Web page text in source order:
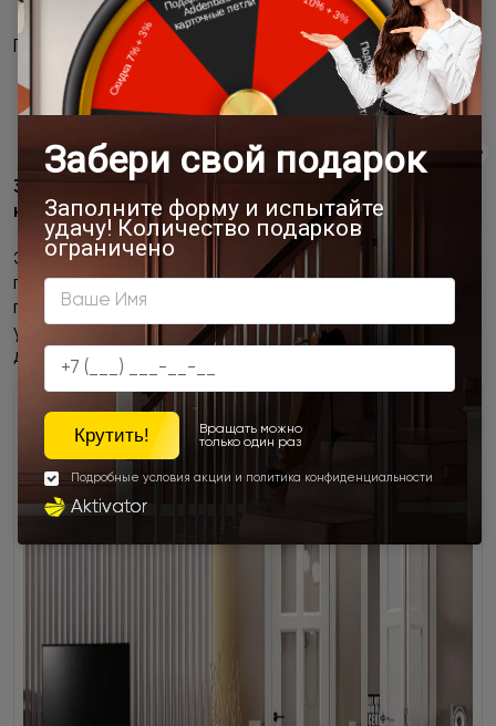
Преимущества:
никаких выступающих элементов;
идеально для небольших помещений;
современный и аккуратный внешний вид.
3. Складная дверь TWICE — решение для
нестандартных проёмов
Эта конструкция складывается в одну сторону, как
гармошка, и отлично справляется с ограниченным
пространством. Удобна там, где невозможно
установить классическую раздвижную или распашную
дверь.